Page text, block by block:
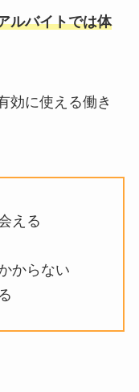
ルバイトでは体
効に使える働き
える
からない